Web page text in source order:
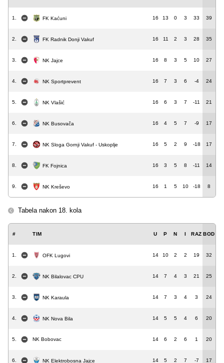
1. FK Kaćuni 16 13 0 3 33 39
2. FK Radnik Donji Vakuf 16 11 2 3 28 35
3. NK Jajce 16 8 3 5 10 27
4. NK Sportprevent 16 7 3 6 -4 24
5. NK Vlašić 16 6 3 7 -11 21
6. NK Busovača 16 4 5 7 -9 17
7. NK Sloga Gornji Vakuf - Uskoplje 16 5 2 9 -18 17
8. FK Fojnica 16 3 5 8 -11 14
9. NK Kreševo 16 1 5 10 -18 8
Tabela nakon 18. kola
# TIM U P N I RAZ BOD
1. OFK Lugovi 14 10 2 2 19 32
2. NK Bilalovac CPU 14 7 4 3 21 25
3. NK Karaula 14 7 3 4 3 24
4. NK Nova Bila 14 5 5 4 6 20
5. NK Bobovac 14 6 2 6 1 20
6. NK Elektrobosna Jajce 14 5 2 7 -7 17